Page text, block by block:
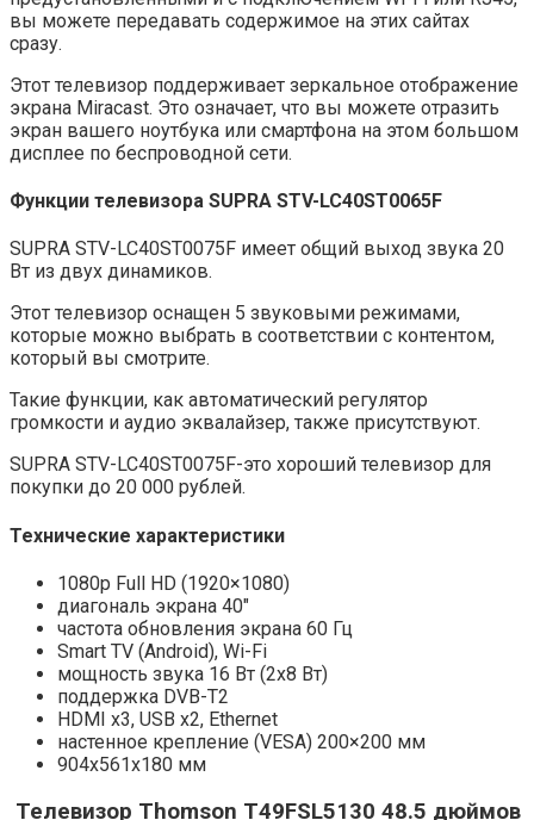
вы можете передавать содержимое на этих сайтах
сразу.
Этот телевизор поддерживает зеркальное отображение
экрана Miracast. Это означает, что вы можете отразить
экран вашего ноутбука или смартфона на этом большом
дисплее по беспроводной сети.
Функции телевизора SUPRA STV-LC40ST0065F
SUPRA STV-LC40ST0075F имеет общий выход звука 20
Вт из двух динамиков.
Этот телевизор оснащен 5 звуковыми режимами,
которые можно выбрать в соответствии с контентом,
который вы смотрите.
Такие функции, как автоматический регулятор
громкости и аудио эквалайзер, также присутствуют.
SUPRA STV-LC40ST0075F-это хороший телевизор для
покупки до 20 000 рублей.
Технические характеристики
1080p Full HD (1920×1080)
диагональ экрана 40″
частота обновления экрана 60 Гц
Smart TV (Android), Wi-Fi
мощность звука 16 Вт (2х8 Вт)
поддержка DVB-T2
HDMI x3, USB x2, Ethernet
настенное крепление (VESA) 200×200 мм
904x561x180 мм
Телевизор Thomson T49FSL5130 48.5 дюймов